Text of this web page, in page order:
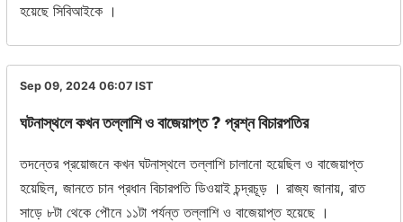
হয়েছে সিবিআইকে ।
Sep 09, 2024 06:07 IST
ঘটনাস্থলে কখন তল্লাশি ও বাজেয়াপ্ত ? প্রশ্ন বিচারপতির
তদন্তের প্রয়োজনে কখন ঘটনাস্থলে তল্লাশি চালানো হয়েছিল ও বাজেয়াপ্ত
হয়েছিল, জানতে চান প্রধান বিচারপতি ডিওয়াই চন্দ্রচূড় । রাজ্য জানায়, রাত
সাড়ে ৮টা থেকে পৌনে ১১টা পর্যন্ত তল্লাশি ও বাজেয়াপ্ত হয়েছে ।